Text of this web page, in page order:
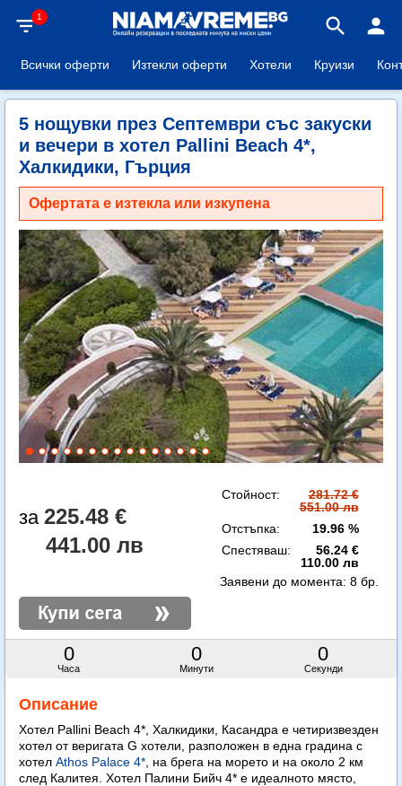
filter_list1 search person
Всички оферти Изтекли оферти Хотели Круизи
5 нощувки през Септември със закуски
и вечери в хотел Pallini Beach 4*,
Халкидики, Гърция
Офертата е изтекла или изкупена
225.48 €
441.00 лв
Стойност:
281.72 €
551.00 лв
Отстъпка:
19.96 %
Спестяваш:
56.24 €
110.00 лв
0
Часа
0
Минути
0
Секунди
Заявени до момента: 8 бр.
Описание
Хотел Pallini Beach 4*, Халкидики, Касандра е четиризвезден
хотел от веригата G хотели, разположен в една градина с
хотел Athos Palace 4* , на брега на морето и на около 2 км
след Калитея. Хотел Палини Бийч 4* е идеалното място,